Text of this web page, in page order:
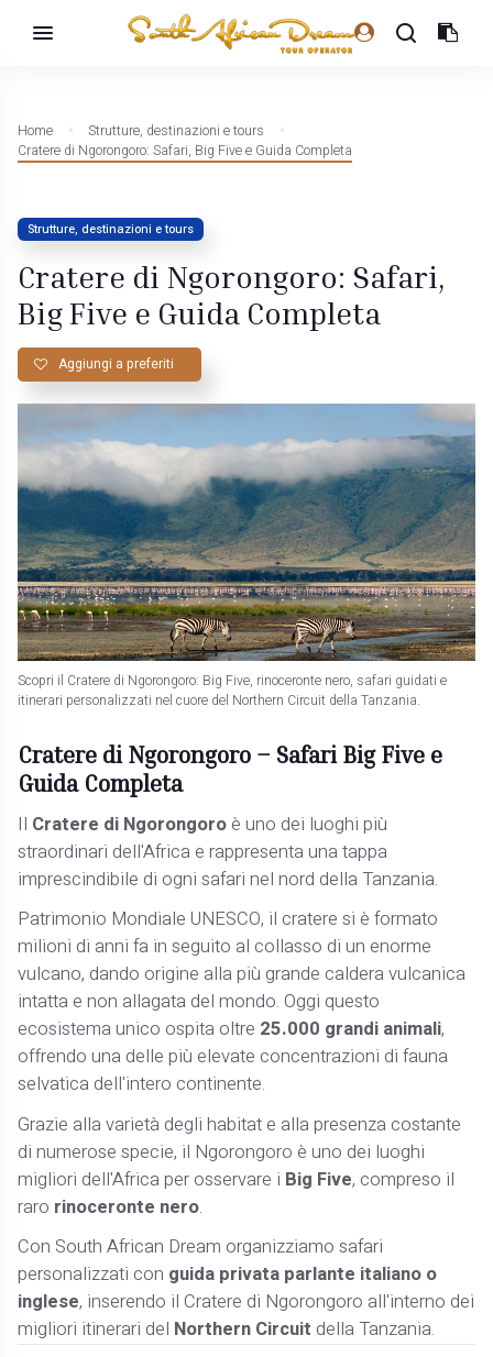
Home
Strutture, destinazioni e tours
Cratere di Ngorongoro: Safari, Big Five e Guida Completa
Strutture, destinazioni e tours
Cratere di Ngorongoro: Safari,
Big Five e Guida Completa
Aggiungi a preferiti
Scopri il Cratere di Ngorongoro: Big Five, rinoceronte nero, safari guidati e
itinerari personalizzati nel cuore del Northern Circuit della Tanzania.
Cratere di Ngorongoro – Safari Big Five e
Guida Completa
Il Cratere di Ngorongoroè uno dei luoghi più
straordinari dell'Africa e rappresenta una tappa
imprescindibile di ogni safari nel nord della Tanzania.
Patrimonio Mondiale UNESCO, il cratere si è formato
milioni di anni fa in seguito al collasso di un enorme
vulcano, dando origine alla più grande caldera vulcanica
intatta e non allagata del mondo. Oggi questo
ecosistema unico ospita oltre 25.000 grandi animali,
offrendo una delle più elevate concentrazioni di fauna
selvatica dell'intero continente.
Grazie alla varietà degli habitat e alla presenza costante
di numerose specie, il Ngorongoro è uno dei luoghi
migliori dell'Africa per osservare i Big Five, compreso il
raro rinoceronte nero.
Con South African Dream organizziamo safari
personalizzati con guida privata parlante italiano o
inglese, inserendo il Cratere di Ngorongoro all'interno dei
migliori itinerari del Northern Circuit della Tanzania.